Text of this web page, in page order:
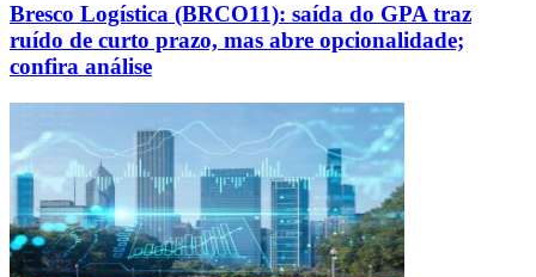
Bresco Logística (BRCO11): saída do GPA traz
ruído de curto prazo, mas abre opcionalidade;
confira análise